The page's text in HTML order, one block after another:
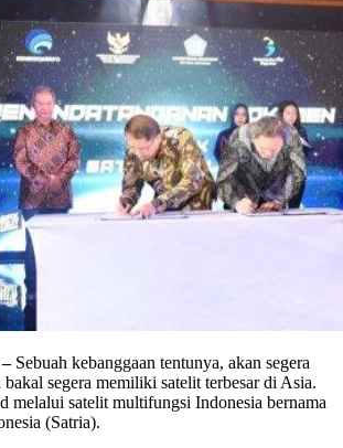
Sebuah kebanggaan tentunya, akan segera
bakal segera memiliki satelit terbesar di Asia.
melalui satelit multifungsi Indonesia bernama
(Satria).